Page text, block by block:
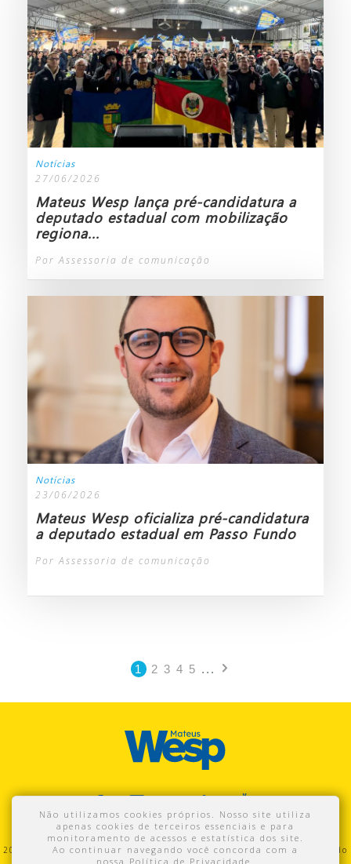
Não utilizamos cookies próprios. Nosso site utiliza
apenas cookies de terceiros essenciais e para
monitoramento de acessos e estatística dos site.
Ao continuar navegando você concorda com a
nossa Política de Privacidade
Notícias
27/06/2026
Mateus Wesp lança pré-candidatura a
deputado estadual com mobilização
regiona...
Por Assessoria de comunicação
Notícias
23/06/2026
Mateus Wesp oficializa pré-candidatura
a deputado estadual em Passo Fundo
Por Assessoria de comunicação
1 2 3 4 5 ...
2016 - Mateus Wesp. Proibida a cópia total ou parcial do conteúdo